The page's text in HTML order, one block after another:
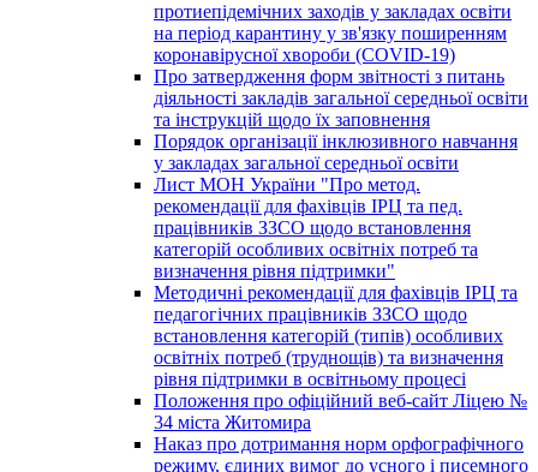
протиепідемічних заходів у закладах освіти
на період карантину у зв'язку поширенням
коронавірусної хвороби (COVID-19)
Про затвердження форм звітності з питань
діяльності закладів загальної середньої освіти
та інструкцій щодо їх заповнення
Порядок організації інклюзивного навчання
у закладах загальної середньої освіти
Лист МОН України "Про метод.
рекомендації для фахівців ІРЦ та пед.
працівників ЗЗСО щодо встановлення
категорій особливих освітніх потреб та
визначення рівня підтримки"
Методичні рекомендації для фахівців ІРЦ та
педагогічних працівників ЗЗСО щодо
встановлення категорій (типів) особливих
освітніх потреб (труднощів) та визначення
рівня підтримки в освітньому процесі
Положення про офіційний веб-сайт Ліцею №
34 міста Житомира
Наказ про дотримання норм орфографічного
режиму, єдиних вимог до усного і писемного